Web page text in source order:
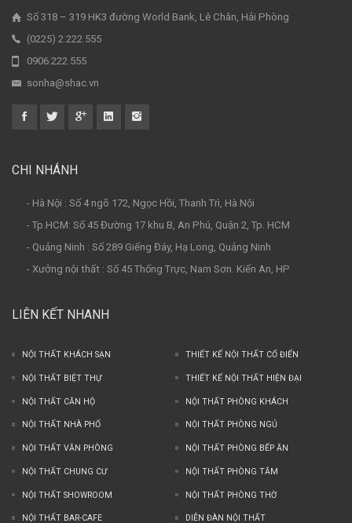
Số 318 – 319 HK3 đường World Bank, Lê Chân, Hải Phòng
(0225) 2.222.555
0906.222.555
sonha@shac.vn
CHI NHÁNH
- Hà Nội : Số 4 ngõ 172, Ngọc Hồi, Thanh Trì, Hà Nội
- Tp.HCM: Số 45 Đường 17 khu B, An Phú, Quận 2, Tp. HCM
- Quảng Ninh : Số 289 Giếng Đáy, Hạ Long, Quảng Ninh
- Xưởng nội thất : Số 45 Thống Trực, Nam Sơn. Kiến An, HP
LIÊN KẾT NHANH
NỘI THẤT KHÁCH SẠN THIẾT KẾ NỘI THẤT CỔ ĐIỂN
NỘI THẤT BIỆT THỰ THIẾT KẾ NỘI THẤT HIỆN ĐẠI
NỘI THẤT CĂN HỘ NỘI THẤT PHÒNG KHÁCH
NỘI THẤT NHÀ PHỐ NỘI THẤT PHÒNG NGỦ
NỘI THẤT VĂN PHÒNG NỘI THẤT PHÒNG BẾP ĂN
NỘI THẤT CHUNG CƯ NỘI THẤT PHÒNG TẮM
NỘI THẤT SHOWROOM NỘI THẤT PHÒNG THỜ
NỘI THẤT BAR-CAFE DIỄN ĐÀN NỘI THẤT